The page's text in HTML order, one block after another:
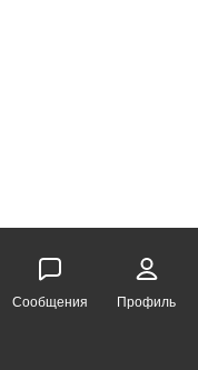
Сообщения Профиль